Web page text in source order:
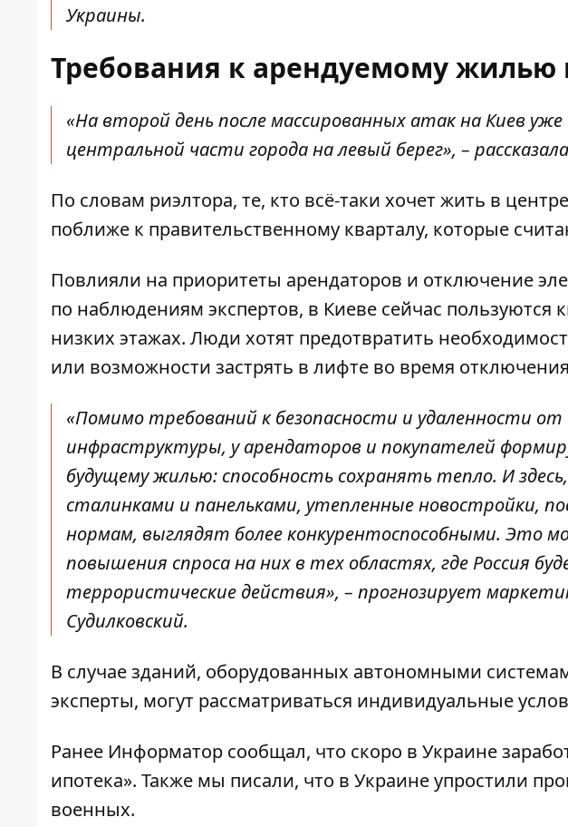
Украины.
Требования к арендуемому жилью
«На второй день после массированных атак на Киев
центральной части города на левый берег», –
По словам риэлтора, те, кто всё-таки хочет жить в
поближе к правительственному кварталу, которые
Повлияли на приоритеты арендаторов и отключение
по наблюдениям экспертов, в Киеве сейчас
низких этажах. Люди хотят предотвратить
или возможности застрять в лифте во время
«Помимо требований к безопасности и удаленности от
инфраструктуры, у арендаторов и покупателей
будущему жилью: способность сохранять тепло. И
сталинками и панельками, утепленные новостройки,
нормам, выглядят более конкурентоспособными. Это
повышения спроса на них в тех областях, где Россия
террористические действия», – прогнозирует
Судилковский.
В случае зданий, оборудованных автономными
эксперты, могут рассматриваться индивидуальные
Ранее Информатор сообщал, что скоро в Украине
ипотека». Также мы писали, что в Украине упростили
военных.